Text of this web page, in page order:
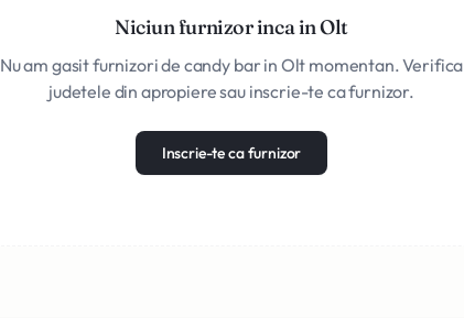
Niciun furnizor inca in Olt
Nu am gasit furnizori de candy bar in Olt momentan. Verifica
judetele din apropiere sau inscrie-te ca furnizor.
Inscrie-te ca furnizor